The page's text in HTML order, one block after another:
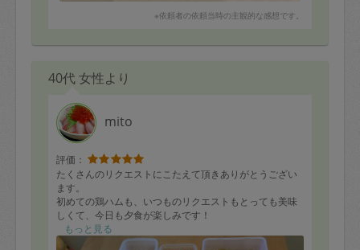
※依頼者の依頼当時の主観的な感想です。
40代 女性より
mito
評価：
たくさんのリクエストにこたえて頂きありがとうござい
ます。
初めての鶏ハムも、いつものリクエストもとっても美味
しくて、今日も夕食が楽しみです！
時間にゆとりができて子供との会話も増えるので、毎回
助かります。
もっと見る